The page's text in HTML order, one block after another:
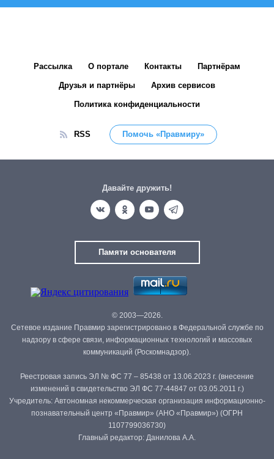
Рассылка О портале Контакты Партнёрам
Друзья и партнёры Архив сервисов
Политика конфиденциальности
RSS Помочь «Правмиру»
Давайте дружить!
Памяти основателя
© 2003—2026.
Сетевое издание Правмир зарегистрировано в Федеральной службе по
надзору в сфере связи, информационных технологий и массовых
коммуникаций (Роскомнадзор).
Реестровая запись ЭЛ № ФС 77 – 85438 от 13.06.2023 г. (внесение
изменений в свидетельство ЭЛ ФС 77-44847 от 03.05.2011 г.)
Учредитель: Автономная некоммерческая организация информационно-
познавательный центр «Правмир» (АНО «Правмир») (ОГРН
1107799036730)
Главный редактор: Данилова А.А.